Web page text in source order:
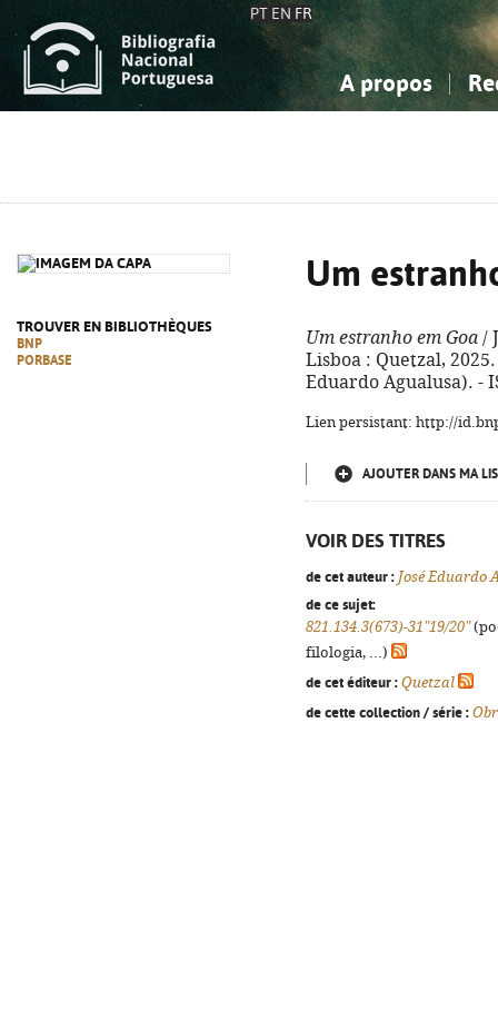
PT EN FR
A propos
TROUVER EN BIBLIOTHÈQUES
BNP
PORBASE
Um
Um estranho em Goa /
Lisboa : Quetzal,
Eduardo Agualusa). -
Lien persistant: http://
AJOUTER DANS MA
VOIR DES TITRES
de cet auteur : José Eduardo
de ce sujet:
821.134.3(673)-31"19/20"
filologia, ...)
de cet éditeur : Quetzal
de cette collection / série :